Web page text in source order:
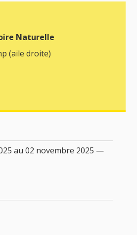
Naturelle
(aile droite)
au 02 novembre 2025 —